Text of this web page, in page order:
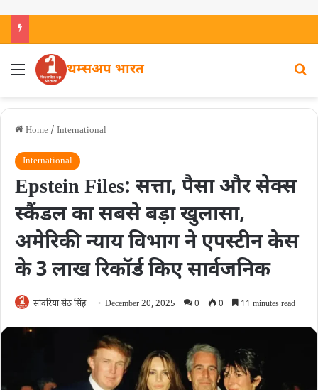
थम्सअप भारत
Home / International
International
Epstein Files: सत्ता, पैसा और सेक्स
स्कैंडल का सबसे बड़ा खुलासा,
अमेरिकी न्याय विभाग ने एपस्टीन केस
के 3 लाख रिकॉर्ड किए सार्वजनिक
सांवरिया सेठ सिंह December 20, 2025 0 0 11 minutes read